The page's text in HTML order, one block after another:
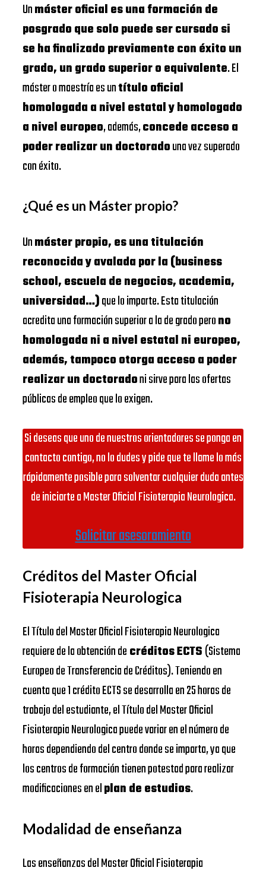
Unmáster oficial es una formación de
posgrado que solo puede ser cursado si
se ha finalizado previamente con éxito un
grado, un grado superior o equivalente. El
máster o maestría es untítulo oficial
homologada a nivel estatal y homologado
a nivel europeo, además,concede acceso a
poder realizar un doctoradouna vez superado
con éxito.
¿Qué es un Máster propio?
Unmáster propio, es una titulación
reconocida y avalada por la (business
school, escuela de negocios, academia,
universidad…)que lo imparte. Esta titulación
acredita una formación superior a la de grado perono
homologada ni a nivel estatal ni europeo,
además, tampoco otorga acceso a poder
realizar un doctoradoni sirve para las ofertas
públicas de empleo que lo exigen.
Si deseas que uno de nuestros orientadores se ponga en
contacto contigo, no lo dudes y pide que te llame lo más
rápidamente posible para solventar cualquier duda antes
de iniciarte a Master Oficial Fisioterapia Neurologica.
Solicitar asesoramiento
Créditos del Master Oficial
Fisioterapia Neurologica
El Título del Master Oficial Fisioterapia Neurologica
requiere de la obtención decréditos ECTS(Sistema
Europeo de Transferencia de Créditos). Teniendo en
cuenta que 1 crédito ECTS se desarrolla en 25 horas de
trabajo del estudiante, el Título del Master Oficial
Fisioterapia Neurologica puede variar en el número de
horas dependiendo del centro donde se imparta, ya que
los centros de formación tienen potestad para realizar
modificaciones en elplan de estudios.
Modalidad de enseñanza
Las enseñanzas del Master Oficial Fisioterapia